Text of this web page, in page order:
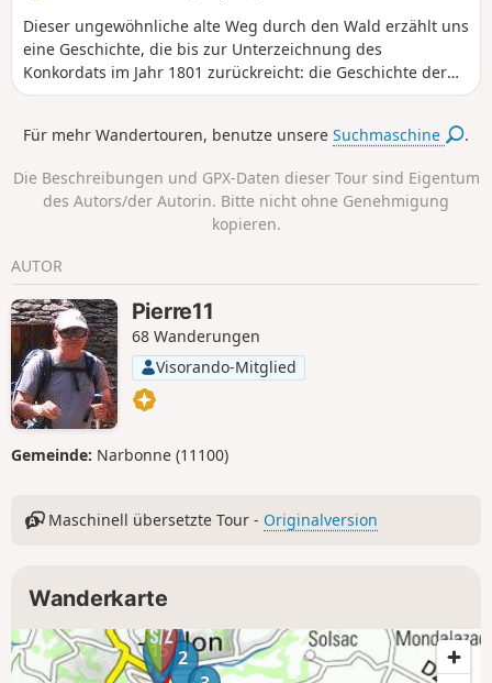
Dieser ungewöhnliche alte Weg durch den Wald erzählt uns
eine Geschichte, die bis zur Unterzeichnung des
Konkordats im Jahr 1801 zurückreicht: die Geschichte der
„Enfarinés”.
Für mehr Wandertouren, benutze unsereSuchmaschine .
Die Beschreibungen und GPX-Daten dieser Tour sind Eigentum
des Autors/der Autorin. Bitte nicht ohne Genehmigung
kopieren.
AUTOR
Pierre11
68 Wanderungen
Visorando-Mitglied
Gemeinde: Narbonne (11100)
Maschinell übersetzte Tour - Originalversion
Wanderkarte
1
2
15